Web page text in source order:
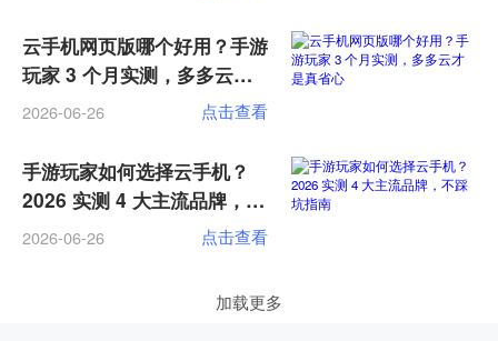
云手机网页版哪个好用？手游
玩家 3 个月实测，多多云才
是真省心
2026-06-26 点击查看
手游玩家如何选择云手机？
2026 实测 4 大主流品牌，不
踩坑指南
2026-06-26 点击查看
加载更多